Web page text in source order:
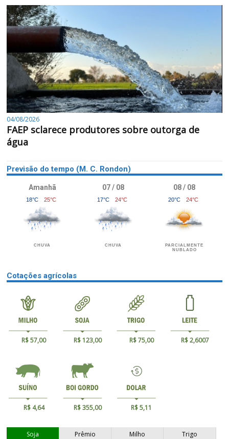
04/08/2026
FAEP sclarece produtores sobre outorga de
água
Previsão do tempo (M. C. Rondon)
Amanhã
18°C 25°C
CHUVA
07 / 08
17°C 24°C
CHUVA
08 / 08
20°C 24°C
PARCIALMENTE
NUBLADO
Cotações agrícolas
R$ 57,00 R$ 123,00 R$ 75,00 R$ 2,6007
R$ 4,64 R$ 355,00 R$ 5,11
Soja Prêmio Milho
Trigo